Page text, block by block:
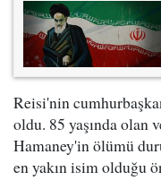
Reisi'nin
oldu. 85 yaşında olan
Hamaney'in ölümü
en yakın isim olduğu